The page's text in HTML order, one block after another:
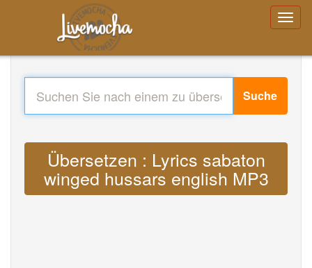
Suche
Übersetzen : Lyrics sabaton
winged hussars english MP3